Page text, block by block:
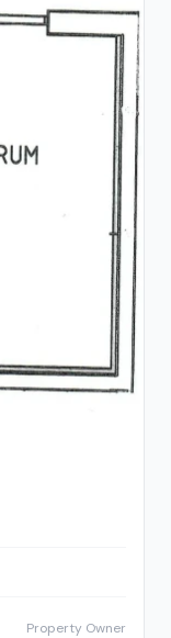
Property Owner